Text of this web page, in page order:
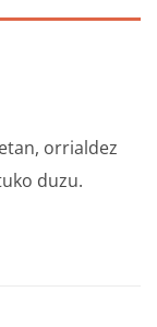
orrialdez
duzu.